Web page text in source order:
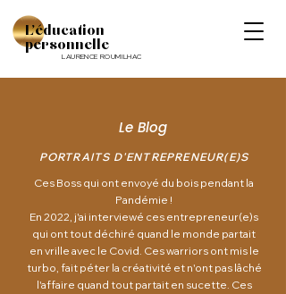
LAURENCE ROUMILHAC
L'éducation
personnelle
Le Blog
PORTRAITS D'ENTREPRENEUR(E)S
Ces Boss qui ont envoyé du bois pendant la
Pandémie !
En 2022, j'ai interviewé ces entrepreneur(e)s
qui ont tout déchiré quand le monde partait
en vrille avec le Covid. Ces warriors ont mis le
turbo, fait péter la créativité et n'ont pas lâché
l'affaire quand tout partait en sucette. Ces